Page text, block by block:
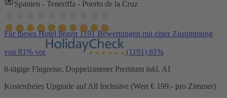
Spanien - Teneriffa - Puerto de la Cruz
Für dieses Hotel liegen 1191 Bewertungen mit einer Zustimmung
von 81% vor (1191) 81%
8-tägige Flugreise, Doppelzimmer Premium inkl. AI
Kostenfreies Upgrade auf All Inclusive (Wert € 199.- pro Zimmer)